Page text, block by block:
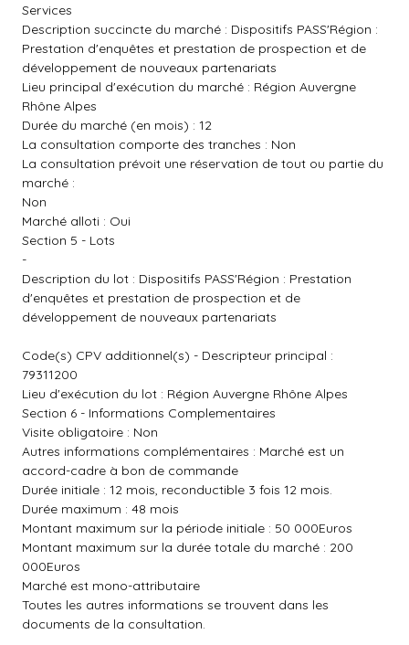
Services
Description succincte du marché : Dispositifs PASS'Région :
Prestation d'enquêtes et prestation de prospection et de
développement de nouveaux partenariats
Lieu principal d'exécution du marché : Région Auvergne
Rhône Alpes
Durée du marché (en mois) : 12
La consultation comporte des tranches : Non
La consultation prévoit une réservation de tout ou partie du
marché :
Non
Marché alloti : Oui
Section 5 - Lots
-
Description du lot : Dispositifs PASS'Région : Prestation
d'enquêtes et prestation de prospection et de
développement de nouveaux partenariats
Code(s) CPV additionnel(s) - Descripteur principal :
79311200
Lieu d'exécution du lot : Région Auvergne Rhône Alpes
Section 6 - Informations Complementaires
Visite obligatoire : Non
Autres informations complémentaires : Marché est un
accord-cadre à bon de commande
Durée initiale : 12 mois, reconductible 3 fois 12 mois.
Durée maximum : 48 mois
Montant maximum sur la période initiale : 50 000Euros
Montant maximum sur la durée totale du marché : 200
000Euros
Marché est mono-attributaire
Toutes les autres informations se trouvent dans les
documents de la consultation.